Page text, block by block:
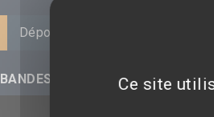
Déposer un avis
BANDES-ANNONCESCe site